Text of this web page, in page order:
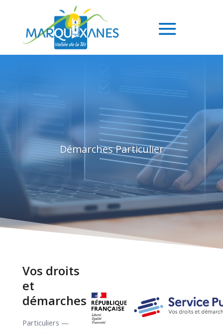
Démarches Particulier
Vos droits
et
démarches
Particuliers —